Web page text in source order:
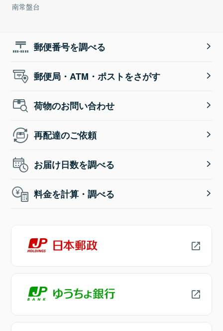
南常盤台
郵便番号を調べる
郵便局・ATM・ポストをさがす
荷物のお問い合わせ
再配達のご依頼
お届け日数を調べる
料金を計算・調べる